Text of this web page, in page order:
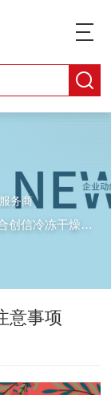
务商
冷冻干燥机使用注意事项
意事项